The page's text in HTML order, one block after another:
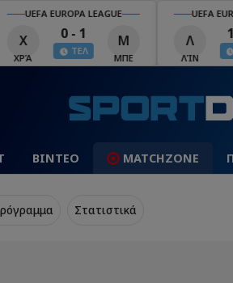
UEFA EUROPA LEAGUE
Χ
ΧΡΆ
0 - 1
ΤΕΛ
Μ
ΜΠΕ
UEFA
Λ
ΛΊΝ
ΒΙΝΤΕΟ MATCHZONE
Στατιστικά